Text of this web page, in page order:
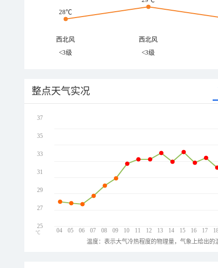
28℃
西北风
西北风
<3级
<3级
整点天气实况
04 05 06 07 08 09 10 11 12 13 14 15 16 17
37
35
33
31
29
27
25
℃
温度：表示大气冷热程度的物理量，气象上给出